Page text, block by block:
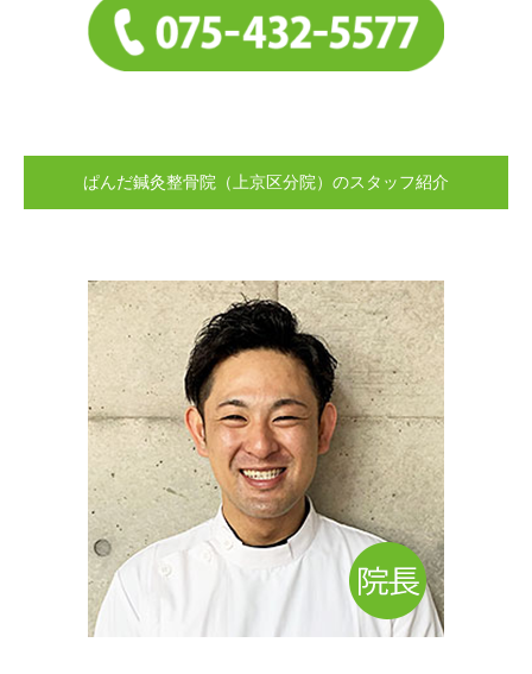
ぱんだ鍼灸整骨院（上京区分院）のスタッフ紹介